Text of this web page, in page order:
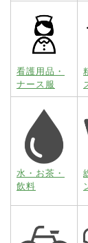
看護用品・
ナース服
水・お茶・
飲料